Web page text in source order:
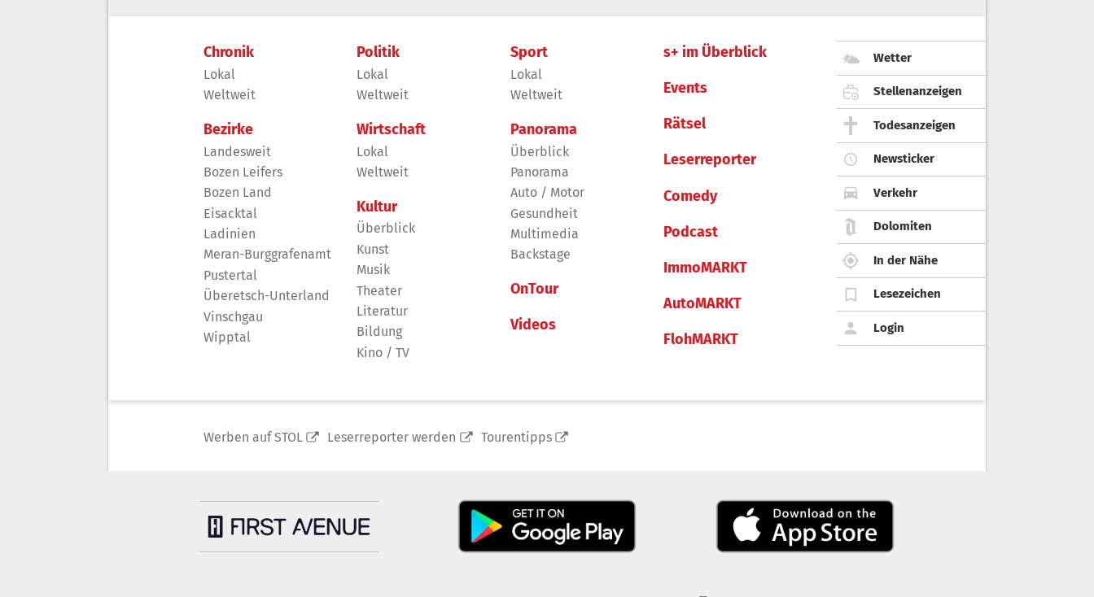
Chronik
Lokal
Weltweit
Bezirke
Landesweit
Bozen Leifers
Bozen Land
Eisacktal
Ladinien
Meran-Burggrafenamt
Pustertal
Überetsch-Unterland
Vinschgau
Wipptal
Politik
Lokal
Weltweit
Wirtschaft
Lokal
Weltweit
Kultur
Überblick
Kunst
Musik
Theater
Literatur
Bildung
Kino / TV
Sport
Lokal
Weltweit
Panorama
Überblick
Panorama
Auto / Motor
Gesundheit
Multimedia
Backstage
OnTour
Videos
s+ im Überblick
Events
Rätsel
Leserreporter
Comedy
Podcast
ImmoMARKT
AutoMARKT
FlohMARKT
Wetter
Stellenanzeigen
Todesanzeigen
Newsticker
Verkehr
Dolomiten
In der Nähe
Lesezeichen
Login
Werben auf STOL Leserreporter werden Tourentipps